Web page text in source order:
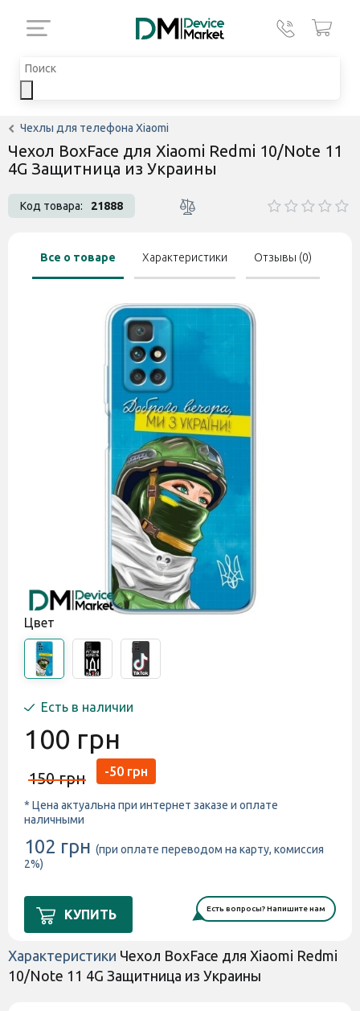
Чехлы для телефона Xiaomi
Чехол BoxFace для Xiaomi Redmi 10/Note 11
4G Защитница из Украины
Код товара: 21888
Все о товаре Характеристики Отзывы (0)
Цвет
Есть в наличии
100 грн
150 грн -50 грн
* Цена актуальна при интернет заказе и оплате
наличными
102 грн (при оплате переводом на карту, комиссия
2%)
КУПИТЬ Есть вопросы? Напишите нам
Характеристики Чехол BoxFace для Xiaomi Redmi
10/Note 11 4G Защитница из Украины